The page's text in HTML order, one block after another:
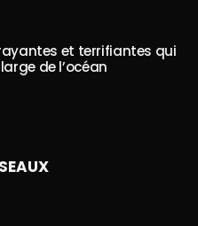
et terrifiantes qui
de l’océan